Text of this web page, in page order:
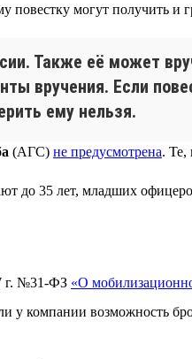
повестку могут получить
Также её может
вручения. Если
ему нельзя.
(АГС) не предусмотрена. Те,
до 35 лет, младших
г. №31-ФЗ «О
у компании возможность